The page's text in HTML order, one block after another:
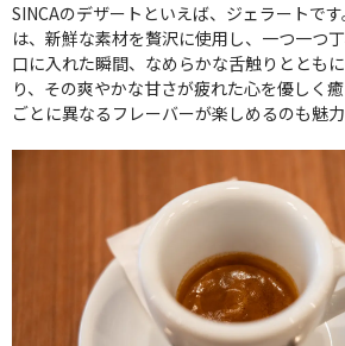
SINCAのデザートといえば、ジェラートで
は、新鮮な素材を贅沢に使用し、一つ一つ
口に入れた瞬間、なめらかな舌触りととも
り、その爽やかな甘さが疲れた心を優しく
ごとに異なるフレーバーが楽しめるのも魅力